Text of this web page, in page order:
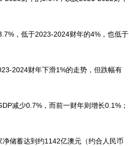
，低于2023-2024财年的4%，也低于
2024财年下滑1%的走势，但跌幅有
减少0.7%，而前一财年则增长0.1%；
储蓄达到约1142亿澳元（约合人民币